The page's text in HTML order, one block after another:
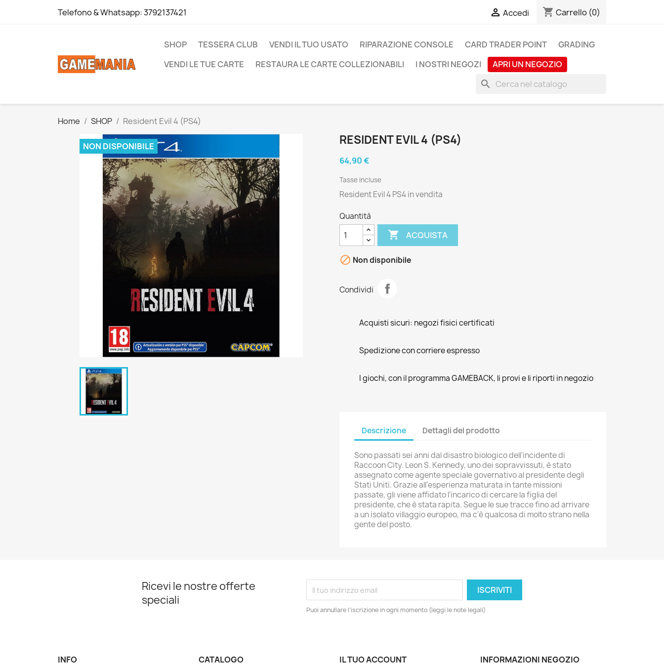
Telefono & Whatsapp:3792137421  Accedi shopping_cart Carrello (0)
SHOP TESSERA CLUB VENDI IL TUO USATO RIPARAZIONE CONSOLE CARD TRADER POINT
GRADING
VENDI LE TUE CARTE
RESTAURA LE CARTE COLLEZIONABILI I NOSTRI NEGOZI APRI UN NEGOZIO
search
Home SHOP Resident Evil 4 (PS4)
NON DISPONIBILE RESIDENT EVIL 4 (PS4)
64,90 €
Tasse incluse
Resident Evil 4 PS4 in vendita
Quantità
 ACQUISTA
 Non disponibile
Condividi
Acquisti sicuri: negozi fisici certificati
Spedizione con corriere espresso
I giochi, con il programma GAMEBACK, li provi e li riporti in negozio
Descrizione Dettagli del prodotto
Sono passati sei anni dal disastro biologico dell'incidente di
Raccoon City. Leon S. Kennedy, uno dei sopravvissuti, è stato
assegnato come agente speciale governativo al presidente degli
Stati Uniti. Grazie all'esperienza maturata in tante missioni
passate, gli viene affidato l'incarico di cercare la figlia del
presidente, che è stata rapita. Segue le sue tracce fino ad arrivare
a un isolato villaggio europeo, ma c'è qualcosa di molto strano nella
gente del posto.
Ricevi le nostre offerte
speciali
Puoi annullare l'iscrizione in ogni momento (leggi le note legali)
INFO CATALOGO IL TUO ACCOUNT INFORMAZIONI NEGOZIO